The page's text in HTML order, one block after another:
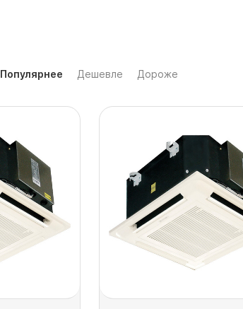
Популярнее Дешевле Дороже